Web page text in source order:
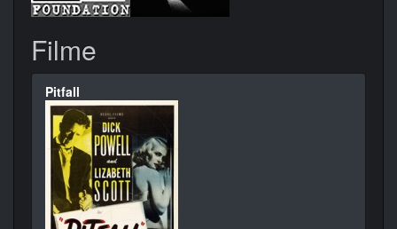
Filme
Pitfall